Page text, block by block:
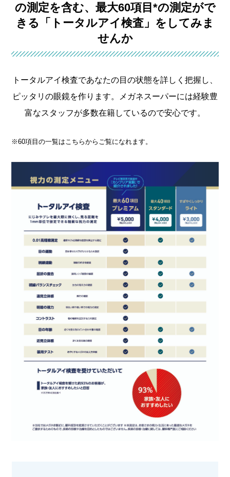
の測定を含む、最大60項目*の測定がで
きる
「トータルアイ検査」をしてみま
せんか
トータルアイ検査であなたの目の状態を詳しく把握し、
ピッタリの眼鏡を作ります。
メガネスーパーには経験豊
富なスタッフが多数在籍しているので安心です。
※60項目の一覧はこちらからご覧になれます。